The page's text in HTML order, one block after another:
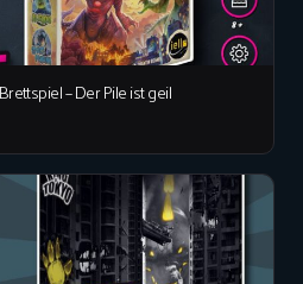
– Der Pile ist geil